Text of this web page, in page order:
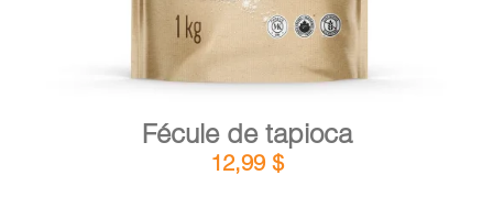
Fécule de tapioca
12,99 $